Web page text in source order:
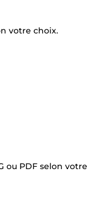
votre choix.
ou PDF selon votre